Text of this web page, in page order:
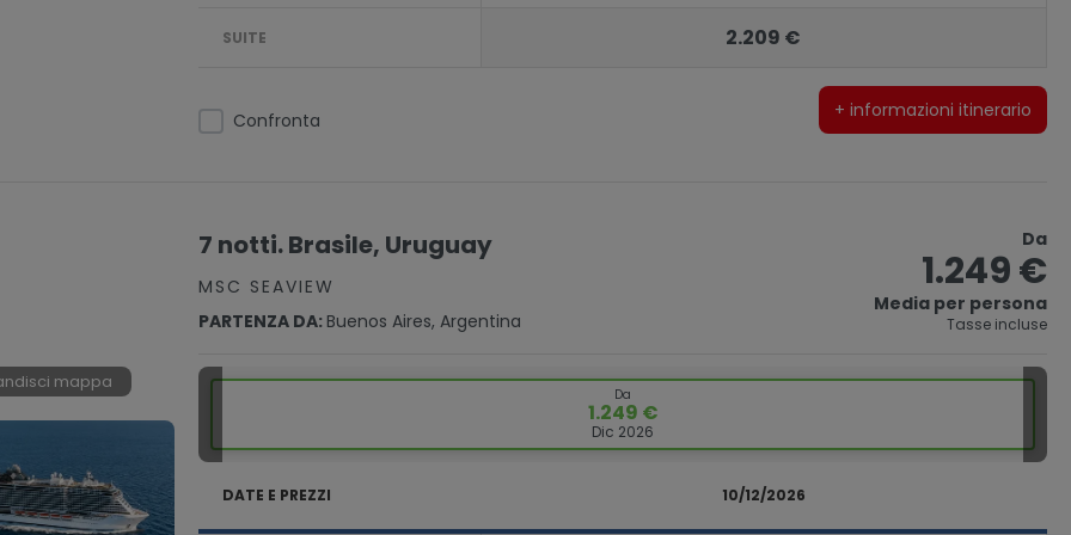
SUITE 2.209 €
Confronta + informazioni itinerario
mappa
7 notti. Brasile, Uruguay
MSC SEAVIEW
PARTENZA DA: Buenos Aires, Argentina
Da
1.249 €
Media per persona
Tasse incluse
Da
1.249 €
Dic 2026
DATE E PREZZI 10/12/2026